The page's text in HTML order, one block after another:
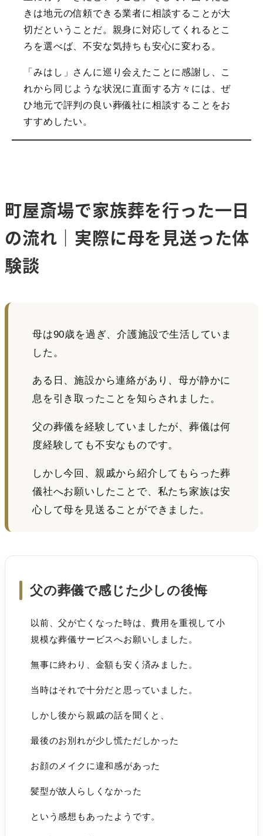
きは地元の信頼できる業者に相談することが大
切だということだ。親身に対応してくれるとこ
ろを選べば、不安な気持ちも安心に変わる。
「みはし」さんに巡り会えたことに感謝し、こ
れから同じような状況に直面する方々には、ぜ
ひ地元で評判の良い葬儀社に相談することをお
すすめしたい。
町屋斎場で家族葬を行った一日
の流れ｜実際に母を見送った体
験談
母は90歳を過ぎ、介護施設で生活していま
した。
ある日、施設から連絡があり、母が静かに
息を引き取ったことを知らされました。
父の葬儀を経験していましたが、葬儀は何
度経験しても不安なものです。
しかし今回、親戚から紹介してもらった葬
儀社へお願いしたことで、私たち家族は安
心して母を見送ることができました。
父の葬儀で感じた少しの後悔
以前、父が亡くなった時は、費用を重視して小
規模な葬儀サービスへお願いしました。
無事に終わり、金額も安く済みました。
当時はそれで十分だと思っていました。
しかし後から親戚の話を聞くと、
最後のお別れが少し慌ただしかった
お顔のメイクに違和感があった
髪型が故人らしくなかった
という感想もあったようです。